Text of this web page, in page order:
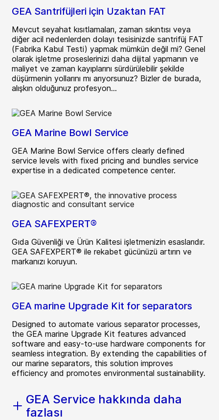
GEA Santrifüjleri için Uzaktan FAT
Mevcut seyahat kısıtlamaları, zaman sıkıntısı veya
diğer acil nedenlerden dolayı tesisinizde santrifüj FAT
(Fabrika Kabul Testi) yapmak mümkün değil mi? Genel
olarak işletme proseslerinizi daha dijital yapmanın ve
maliyet ve zaman kayıplarını sürdürülebilir şekilde
düşürmenin yollarını mı arıyorsunuz? Bizler de burada,
alışkın olduğunuz profesyon...
GEA Marine Bowl Service
GEA Marine Bowl Service offers clearly defined
service levels with fixed pricing and bundles service
expertise in a dedicated competence center.
GEA SAFEXPERT®
Gıda Güvenliği ve Ürün Kalitesi işletmenizin esaslarıdır.
GEA SAFEXPERT® ile rekabet gücünüzü artırın ve
markanızı koruyun.
GEA marine Upgrade Kit for separators
Designed to automate various separator processes,
the GEA marine Upgrade Kit features advanced
software and easy-to-use hardware components for
seamless integration. By extending the capabilities of
our marine separators, this solution improves
efficiency and promotes environmental sustainability.
GEA Service hakkında daha
fazlası